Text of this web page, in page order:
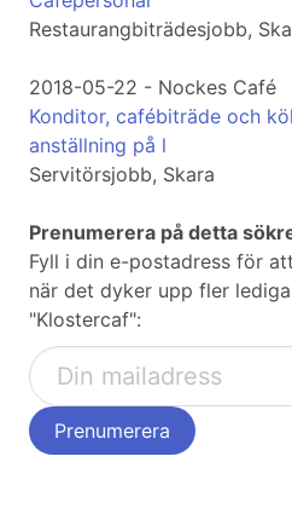
Restaurangbiträdesjobb,
2018-05-22 - Nockes Café
Konditor, cafébiträde och
anställning på l
Servitörsjobb, Skara
Prenumerera på detta
Fyll i din e-postadress för
när det dyker upp fler
"Klostercaf":